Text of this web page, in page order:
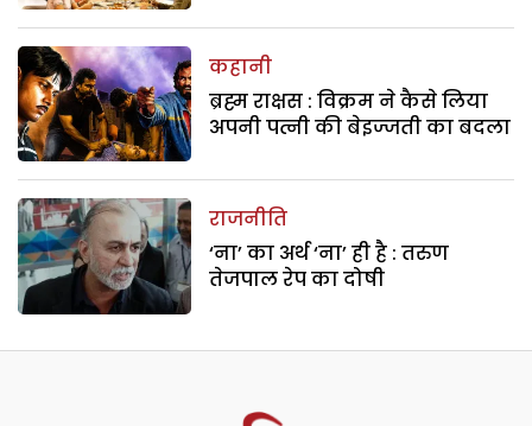
कहानी
ब्रह्म राक्षस : विक्रम ने कैसे लिया
अपनी पत्नी की बेइज्जती का बदला
राजनीति
‘ना’ का अर्थ ‘ना’ ही है : तरुण
तेजपाल रेप का दोषी